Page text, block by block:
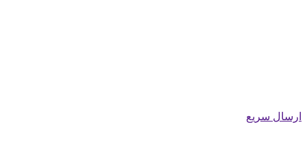
ارسال سریع